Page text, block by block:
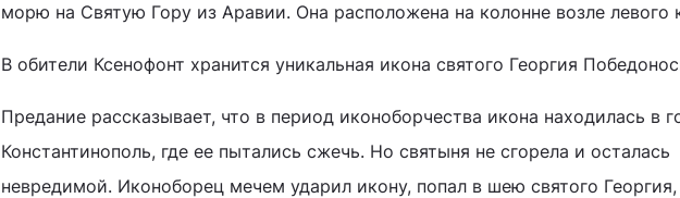
морю на Святую Гору из Аравии. Она расположена на колонне возле левого
В обители Ксенофонт хранится уникальная икона святого Георгия
Предание рассказывает, что в период иконоборчества икона находилась в
Константинополь, где ее пытались сжечь. Но святыня не сгорела и осталась
невредимой. Иконоборец мечем ударил икону, попал в шею святого Георгия,